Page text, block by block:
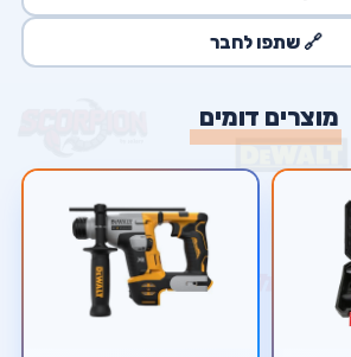
🔗 שתפו לחבר
מוצרים דומים